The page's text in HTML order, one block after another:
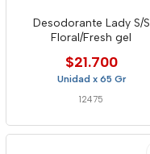
Desodorante Lady S/S
Floral/Fresh gel
$21.700
Unidad x 65 Gr
12475